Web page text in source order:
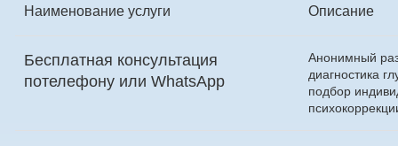
Наименование услуги Описание
Бесплатная консультация
потелефону или WhatsApp
Анонимный
диагностика
подбор